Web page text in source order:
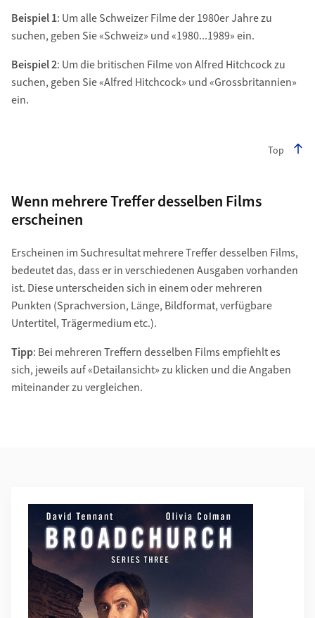
Beispiel 1: Um alle Schweizer Filme der 1980er Jahre zu
suchen, geben Sie «Schweiz» und «1980...1989» ein.
Beispiel 2: Um die britischen Filme von Alfred Hitchcock zu
suchen, geben Sie «Alfred Hitchcock» und «Grossbritannien»
ein.
Top
Wenn mehrere Treffer desselben Films
erscheinen
Erscheinen im Suchresultat mehrere Treffer desselben Films,
bedeutet das, dass er in verschiedenen Ausgaben vorhanden
ist. Diese unterscheiden sich in einem oder mehreren
Punkten (Sprachversion, Länge, Bildformat, verfügbare
Untertitel, Trägermedium etc.).
Tipp: Bei mehreren Treffern desselben Films empfiehlt es
sich, jeweils auf «Detailansicht» zu klicken und die Angaben
miteinander zu vergleichen.